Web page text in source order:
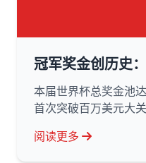
冠军奖金创历史
本届世界杯总奖金池
首次突破百万美元大关
阅读更多